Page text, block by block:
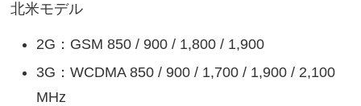
北米モデル
2G：GSM 850 / 900 / 1,800 / 1,900
3G：WCDMA 850 / 900 / 1,700 / 1,900 / 2,100
MHz